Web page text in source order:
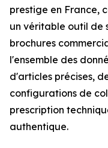
prestige en France,
un véritable outil de
brochures
l'ensemble des
d'articles précises,
configurations de
prescription
authentique.